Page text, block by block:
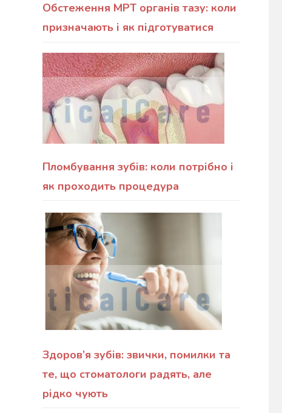
Обстеження МРТ органів тазу: коли
призначають і як підготуватися
Пломбування зубів: коли потрібно і
як проходить процедура
Здоров’я зубів: звички, помилки та
те, що стоматологи радять, але
рідко чують